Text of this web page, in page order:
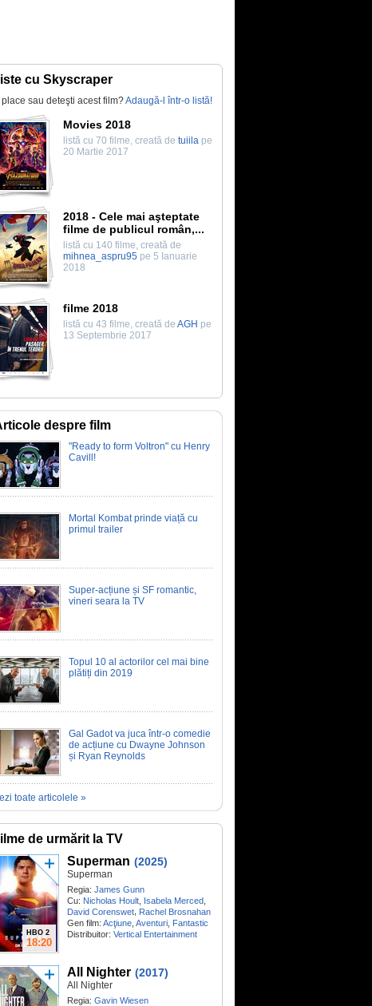
cu Skyscraper
place sau deteşti acest film?Adaugă-l într-o listă!
Movies 2018
listă cu 70 filme, creată de tuiila pe
20 Martie 2017
2018 - Cele mai aşteptate
filme de publicul român,...
listă cu 140 filme, creată de
mihnea_aspru95 pe 5 Ianuarie
2018
filme 2018
listă cu 43 filme, creată de AGH pe
13 Septembrie 2017
despre film
"Ready to form Voltron" cu Henry
Cavill!
Mortal Kombat prinde viață cu
primul trailer
Super-acțiune și SF romantic,
vineri seara la TV
Topul 10 al actorilor cel mai bine
plătiți din 2019
Gal Gadot va juca într-o comedie
de acțiune cu Dwayne Johnson
și Ryan Reynolds
toate articolele »
de urmărit la TV
HBO 2
18:20
Superman (2025)
Superman
Regia: James Gunn
Cu: Nicholas Hoult Isabela Merced
David Corenswet, Rachel Brosnahan
Gen film: Acţiune Aventuri Fantastic
Distribuitor: Vertical Entertainment
All Nighter (2017)
All Nighter
Regia: Gavin Wiesen